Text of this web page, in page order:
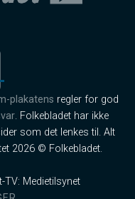
plakatens regler for god
. Folkebladet har ikke
som det lenkes til. Alt
2026 © Folkebladet.
Medietilsynet